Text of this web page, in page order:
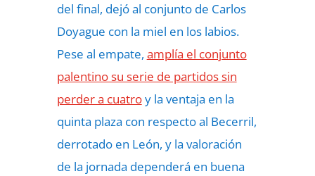
del final, dejó al conjunto de Carlos
Doyague con la miel en los labios.
Pese al empate, amplía el conjunto
palentino su serie de partidos sin
perder a cuatroy la ventaja en la
quinta plaza con respecto al Becerril,
derrotado en León, y la valoración
de la jornada dependerá en buena